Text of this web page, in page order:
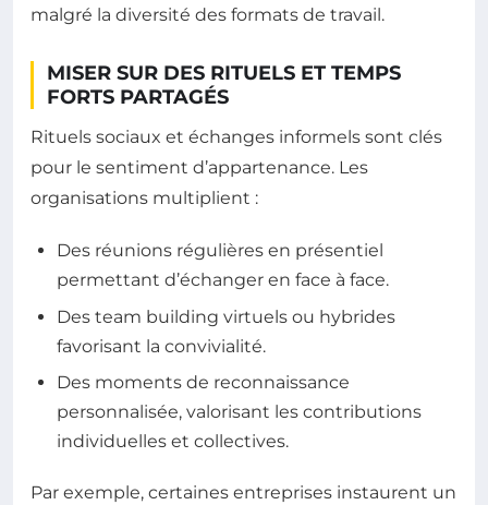
malgré la diversité des formats de travail.
MISER SUR DES RITUELS ET TEMPS
FORTS PARTAGÉS
Rituels sociaux et échanges informels sont clés
pour le sentiment d’appartenance. Les
organisations multiplient :
Des réunions régulières en présentiel
permettant d’échanger en face à face.
Des team building virtuels ou hybrides
favorisant la convivialité.
Des moments de reconnaissance
personnalisée, valorisant les contributions
individuelles et collectives.
Par exemple, certaines entreprises instaurent un